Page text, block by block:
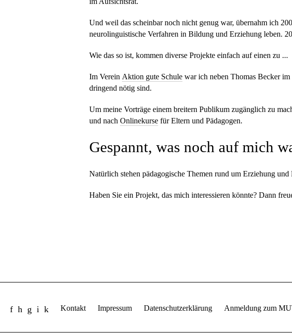
Und weil das scheinbar noch nicht genug war, übernahm ich
neurolinguistische Verfahren in Bildung und Erziehung leben.
Wie das so ist, kommen diverse Projekte einfach auf einen zu ...
Im Verein Aktion gute Schule war ich neben Thomas Becker
dringend nötig sind.
Um meine Vorträge einem breitern Publikum zugänglich zu
und nach Onlinekurse für Eltern und Pädagogen.
Gespannt, was noch auf mich
Natürlich stehen pädagogische Themen rund um Erziehung
Haben Sie ein Projekt, das mich interessieren könnte? Dann
Kontakt Impressum Datenschutzerklärung Anmeldung zum